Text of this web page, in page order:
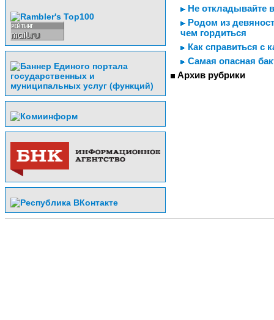
Не откладывайте
Родом из
чем гордиться
Как справиться с
Самая опасная
Архив рубрики